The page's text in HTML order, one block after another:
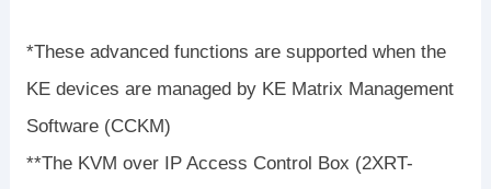
*These advanced functions are supported when the
KE devices are managed by KE Matrix Management
Software (CCKM)
**The KVM over IP Access Control Box (2XRT-